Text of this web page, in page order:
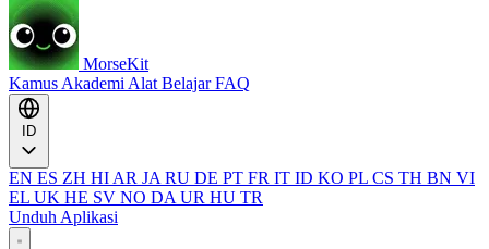
MorseKit
Kamus Akademi Alat BelajarFAQ
EN ES ZH HI AR JA RU DE PT FR IT ID KO PL CS TH BN VI
EL UK HE SV NO DA UR HU TR
Unduh Aplikasi